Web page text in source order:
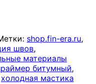
shop.fin-era.ru,
швов,
материалы
битумный,
холодная мастика